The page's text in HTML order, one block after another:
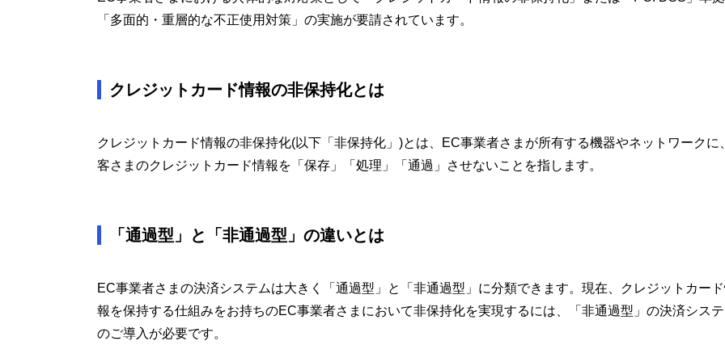
「多面的・重層的な不正使用対策」の実施が要請されています。
クレジットカード情報の非保持化とは
クレジットカード情報の非保持化(以下「非保持化」)とは、EC事業者さまが所有する機器やネットワークに
客さまのクレジットカード情報を「保存」「処理」「通過」させないことを指します。
「通過型」と「非通過型」の違いとは
EC事業者さまの決済システムは大きく「通過型」と「非通過型」に分類できます。現在、クレジットカー
報を保持する仕組みをお持ちのEC事業者さまにおいて非保持化を実現するには、「非通過型」の決済システ
のご導入が必要です。